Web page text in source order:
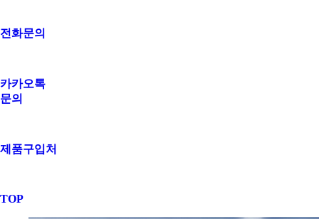
전화문의
카카오톡
문의
제품구입처
TOP